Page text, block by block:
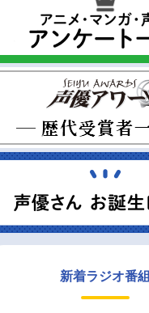
新着ラジオ番組